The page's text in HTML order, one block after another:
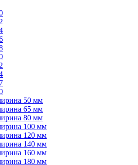
50 мм
65 мм
80 мм
100 мм
120 мм
140 мм
160 мм
180 мм